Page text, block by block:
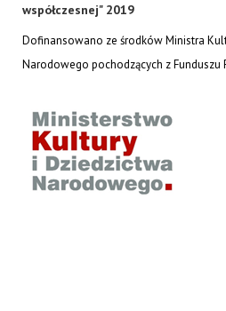
współczesnej" 2019
Dofinansowano ze środków Ministra
Narodowego pochodzących z Funduszu